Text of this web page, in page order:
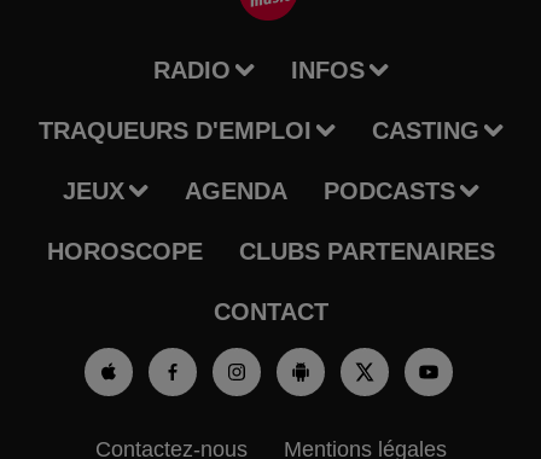
RADIO INFOS
TRAQUEURS D'EMPLOI CASTING
JEUX AGENDA PODCASTS
HOROSCOPE CLUBS PARTENAIRES
CONTACT
Contactez-nous Mentions légales